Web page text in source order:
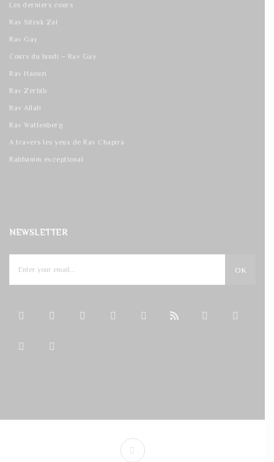
Les derniers cours
Rav Sitruk Zal
Rav Gay
Cours du lundi – Rav Gay
Rav Haouzi
Rav Zerbib
Rav Allali
Rav Wattenberg
A travers les yeux de Rav Chapira
Rabbanim exceptional
NEWSLETTER
OK